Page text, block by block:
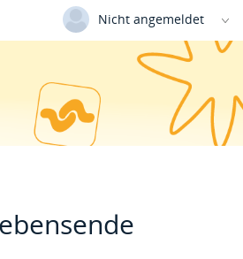
Nicht angemeldet
| Englisch
Login
Versionsnummer: 20250204-57520